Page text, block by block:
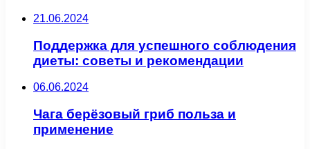
21.06.2024
Поддержка для успешного соблюдения
диеты: советы и рекомендации
06.06.2024
Чага берёзовый гриб польза и
применение